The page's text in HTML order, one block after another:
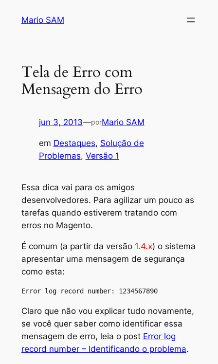
Mario SAM
Tela de Erro com
Mensagem do Erro
jun 3, 2013—porMario SAM
em Destaques, Solução de
Problemas, Versão 1
Essa dica vai para os amigos
desenvolvedores. Para agilizar um pouco as
tarefas quando estiverem tratando com
erros no Magento.
É comum (a partir da versão 1.4.x) o sistema
apresentar uma mensagem de segurança
como esta:
Error log record number: 1234567890
Claro que não vou explicar tudo novamente,
se você quer saber como identificar essa
mensagem de erro, leia o post Error log
record number – Identificando o problema.